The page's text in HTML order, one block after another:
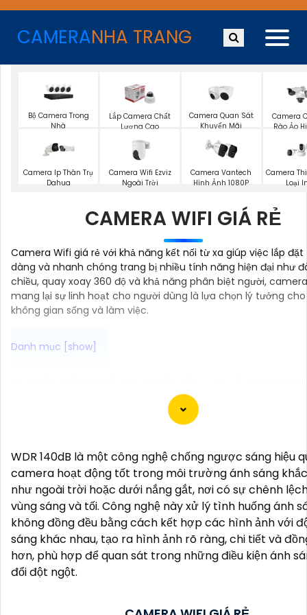
CAMERANHA TRANG
Bộ Camera Trong
Nhà
Lắp Camera Chất
Lượng Cao
Camera Quan Sát
Khuyến Mãi
Camera
Rào Ảo
Camera Ip Thân Trụ
Dahua
Camera Wifi Ezviz
Ngoài Trời
Camera Vantech
Hình Ảnh 1080P
Camera
Loại
CAMERA WIFI GIÁ RẺ
Camera Wifi giá rẻ với khả năng kết nối từ xa giúp việc lắp
dàng và nhanh chóng trang bị nhiều tính năng hiện đại như
chiều, quay xoay 360 độ và khả năng phân biệt người,
mang lại sự linh hoạt cho người dùng là lựa chọn lý tưởng
không gian sống và làm việc.
hãng và giải pháp phù hợp cho bạn:
**Tìm hiểu về các thương hiệu đáng tin cậy**: Nếu
uy tín như Imou, Ezviz, Kbvision, Hikvision...
⫷2:**Chất lượng hình ảnh**: Chọn Camera có độ
cao, cung cấp hình ảnh sắc nét và chất lượng trong
kiện ánh sáng.
🐌3:**Chức năng theo dõi từ xa**: Chọn Camera có
theo dõi từ xa thông qua ứng dụng di động, để bạn có
dõi nhà cửa mọi lúc mọi nơi.
4:**Chức năng cảnh báo thông minh**: Lựa chọn
cảnh báo chuyển động, cảnh báo âm thanh để bạn có
WDR 140dB là một công nghệ chống ngược sáng hiệu
camera hoạt động tốt trong môi trường ánh sáng
như ngoài trời hoặc dưới nắng gắt, nơi có sự chênh
vùng sáng và tối. Công nghệ này xử lý tình huống ánh
không đồng đều bằng cách kết hợp các hình ảnh với
sáng khác nhau, tạo ra hình ảnh rõ ràng, chi tiết và
hơn, phù hợp để quan sát trong những điều kiện ánh
đổi đột ngột.